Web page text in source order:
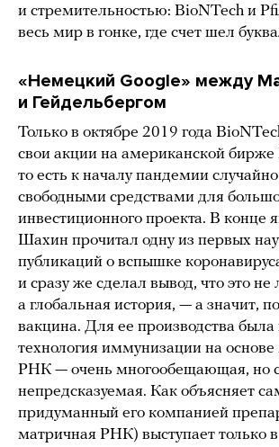
и стремительностью: BioNTech и
весь мир в гонке, где счет шел
«Немецкий Google» между
и Гейдельбергом
Только в октябре 2019 года
свои акции на американской бирже
то есть к началу пандемии
свободными средствами для
инвестиционного проекта. В конце
Шахин прочитал одну из первых
публикаций о вспышке
и сразу же сделал вывод, что это не
а глобальная история, — а значит,
вакцина. Для ее производства
технология иммунизации на
РНК — очень многообещающая, но
непредсказуемая. Как объясняет
придуманный его компанией
матричная РНК) выступает только